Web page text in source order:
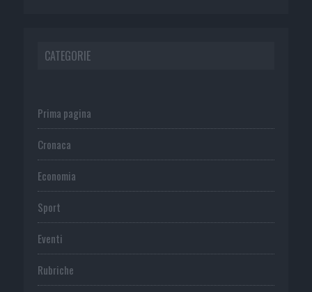
CATEGORIE
Prima pagina
Cronaca
Economia
Sport
Eventi
Rubriche